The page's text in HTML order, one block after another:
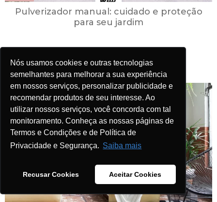
Nós usamos cookies e outras tecnologias
semelhantes para melhorar a sua experiência
em nossos serviços, personalizar publicidade e
recomendar produtos de seu interesse. Ao
utilizar nossos serviços, você concorda com tal
monitoramento. Conheça as nossas páginas de
Termos e Condições e de Política de
Privacidade e Segurança. Saiba mais
Recusar Cookies Aceitar Cookies
Pulverizador manual: cuidado e proteção
para seu jardim